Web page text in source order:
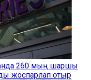
260 мың шаршы
жоспарлап отыр